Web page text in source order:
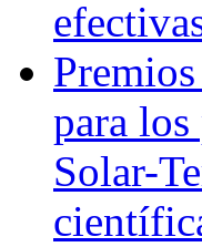
para
Solar-